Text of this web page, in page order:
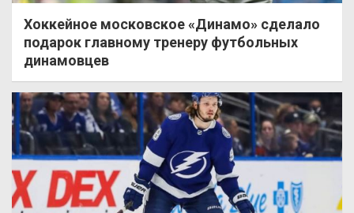
Хоккейное московское «Динамо» сделало
подарок главному тренеру футбольных
динамовцев